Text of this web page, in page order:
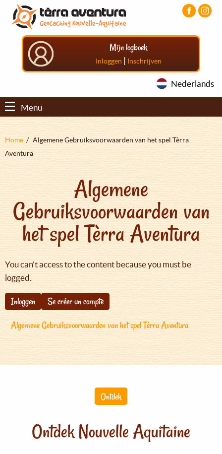
Overslaan
naar
Aller
menu
principal
Aller
pied
Mijn logboek
Inloggen | Inschrijven
Nederlands
Menu
Kruimelpad
Home
Algemene Gebruiksvoorwaarden van het spel Tèrra
Aventura
Algemene
Gebruiksvoorwaarden van
het spel Tèrra Aventura
You can't access to the content because you must be
logged.
Inloggen
Se créer un compte
Algemene Gebruiksvoorwaarden van het spel Tèrra Aventura
Ontdek
Ontdek Nouvelle Aquitaine